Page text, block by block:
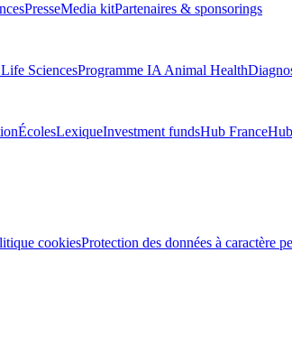
PresseMedia kitPartenaires & sponsorings
SciencesProgramme IA Animal Health
ÉcolesLexiqueInvestment fundsHub France
cookiesProtection des données à caractère